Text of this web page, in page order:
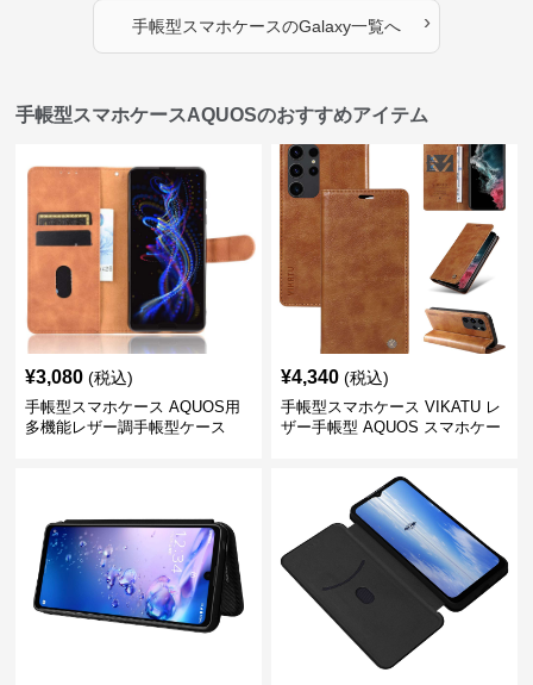
手帳型スマホケースのGalaxy一覧へ ›
手帳型スマホケースAQUOSのおすすめアイテム
¥3,080 (税込)
手帳型スマホケース AQUOS用
多機能レザー調手帳型ケース
¥4,340 (税込)
手帳型スマホケース VIKATU レ
ザー手帳型 AQUOS スマホケー